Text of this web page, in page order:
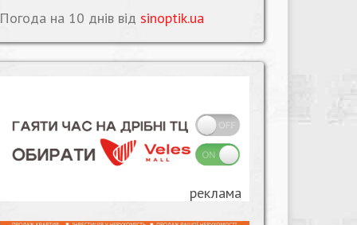
Погода на 10 днів від sinoptik.ua